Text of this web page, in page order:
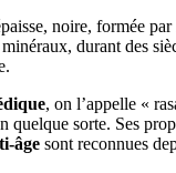
noire, formée
durant des
, on l’appelle «
quelque sorte. Ses
âge sont reconnues